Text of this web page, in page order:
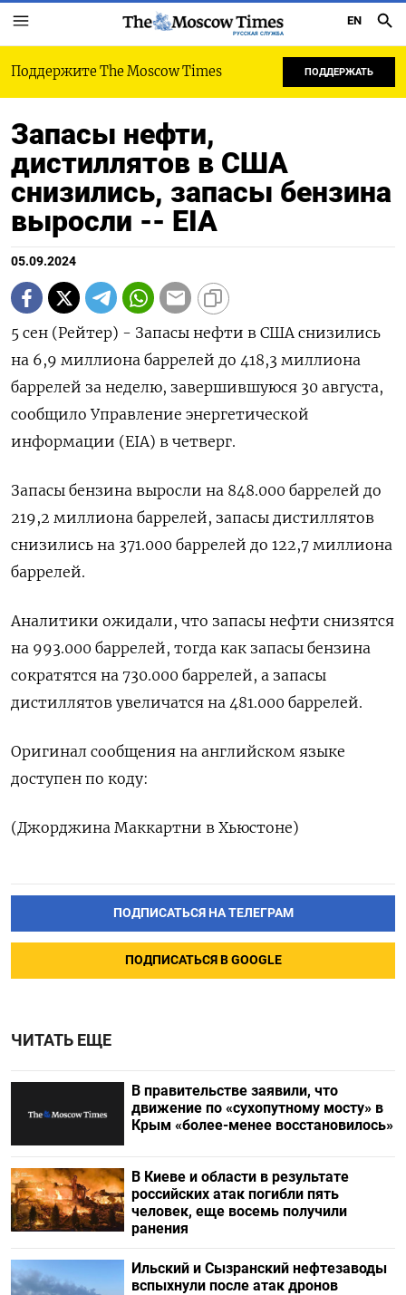
РУССКАЯ СЛУЖБА
EN
Поддержите The Moscow Times ПОДДЕРЖАТЬ
Запасы нефти,
дистиллятов в США
снизились, запасы бензина
выросли -- EIA
05.09.2024
5 сен (Рейтер) - Запасы нефти в США снизились
на 6,9 миллиона баррелей до 418,3 миллиона
баррелей за неделю, завершившуюся 30 августа,
сообщило Управление энергетической
информации (EIA) в четверг.
Запасы бензина выросли на 848.000 баррелей до
219,2 миллиона баррелей, запасы дистиллятов
снизились на 371.000 баррелей до 122,7 миллиона
баррелей.
Аналитики ожидали, что запасы нефти снизятся
на 993.000 баррелей, тогда как запасы бензина
сократятся на 730.000 баррелей, а запасы ​
дистиллятов увеличатся на 481.000 баррелей.
Оригинал сообщения на английском языке
доступен по коду:
(Джорджина Маккартни в Хьюстоне)
ПОДПИСАТЬСЯ НА ТЕЛЕГРАМ
ПОДПИСАТЬСЯ В GOOGLE
ЧИТАТЬ ЕЩЕ
В правительстве заявили, что
движение по «сухопутному мосту» в
Крым «более-менее восстановилось»
В Киеве и области в результате
российских атак погибли пять
человек, еще восемь получили
ранения
Ильский и Сызранский нефтезаводы
вспыхнули после атак дронов